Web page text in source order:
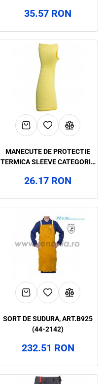
35.57 RON
MANECUTE DE PROTECTIE
TERMICA SLEEVE CATEGORIA
26.17 RON
SORT DE SUDURA, ART.B925
(44-2142)
232.51 RON